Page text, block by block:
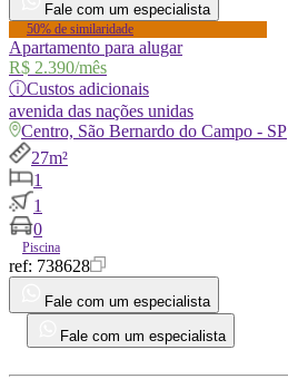
Fale com um especialista
50% de similaridade
Apartamento para alugar
R$ 2.390/mês
ⓘCustos adicionais
avenida das nações unidas
Centro, São Bernardo do Campo - SP
27m²
1
1
0
Piscina
ref: 738628
Fale com um especialista
Fale com um especialista